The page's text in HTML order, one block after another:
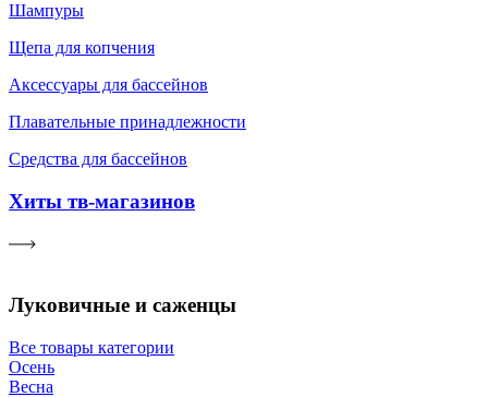
Шампуры
Щепа для копчения
Аксессуары для бассейнов
Плавательные принадлежности
Средства для бассейнов
Хиты тв-магазинов
Луковичные и саженцы
Все товары категории
Осень
Весна